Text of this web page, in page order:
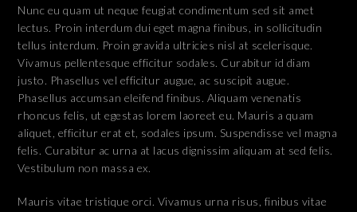
Nunc eu quam ut neque feugiat condimentum sed sit amet
lectus. Proin interdum dui eget magna finibus, in sollicitudin
tellus interdum. Proin gravida ultricies nisl at scelerisque.
Vivamus pellentesque efficitur sodales. Curabitur id diam
justo. Phasellus vel efficitur augue, ac suscipit augue.
Phasellus accumsan eleifend finibus. Aliquam venenatis
rhoncus felis, ut egestas lorem laoreet eu. Mauris a quam
aliquet, efficitur erat et, sodales ipsum. Suspendisse vel magna
felis. Curabitur ac urna at lacus dignissim aliquam at sed felis.
Vestibulum non massa ex.
Mauris vitae tristique orci. Vivamus urna risus, finibus vitae